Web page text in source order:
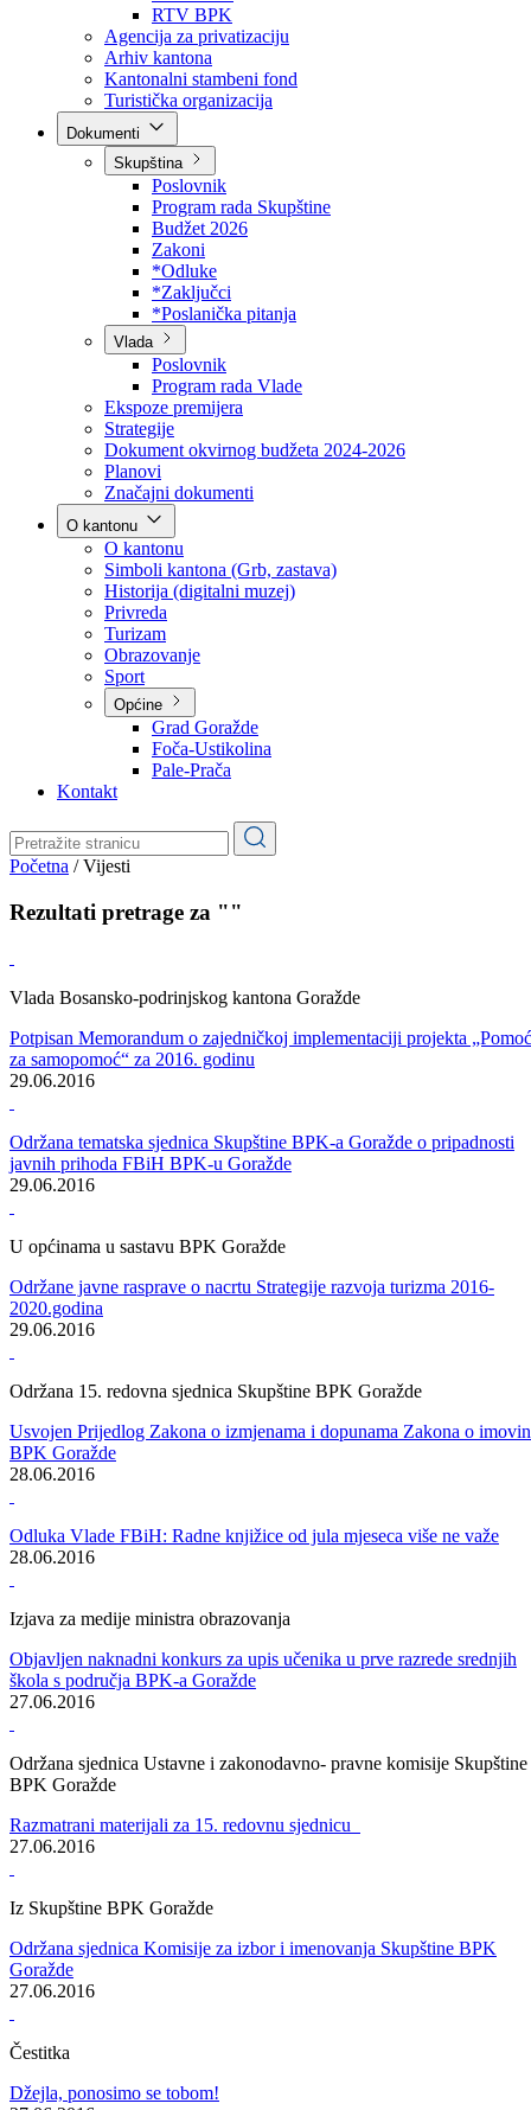
Direkcija za šumarstvo
Javna preduzeća
BPK šume
RTV BPK
Agencija za privatizaciju
Arhiv kantona
Kantonalni stambeni fond
Turistička organizacija
Skupština
Poslovnik
Program rada Skupštine
Budžet 2026
Zakoni
*Odluke
*Zaključci
*Poslanička pitanja
Vlada
Poslovnik
Program rada Vlade
Ekspoze premijera
Strategije
Dokument okvirnog budžeta 2024-2026
Planovi
Značajni dokumenti
O kantonu
O kantonu
Simboli kantona (Grb, zastava)
Historija (digitalni muzej)
Privreda
Turizam
Obrazovanje
Općine
Pale-Prača
Kontakt
Vijesti
Vlada Bosansko-podrinjskog kantona Goražde
Potpisan Memorandum o zajedničkoj implementaciji projekta „Pomoć
za samopomoć“ za 2016. godinu
29.06.2016